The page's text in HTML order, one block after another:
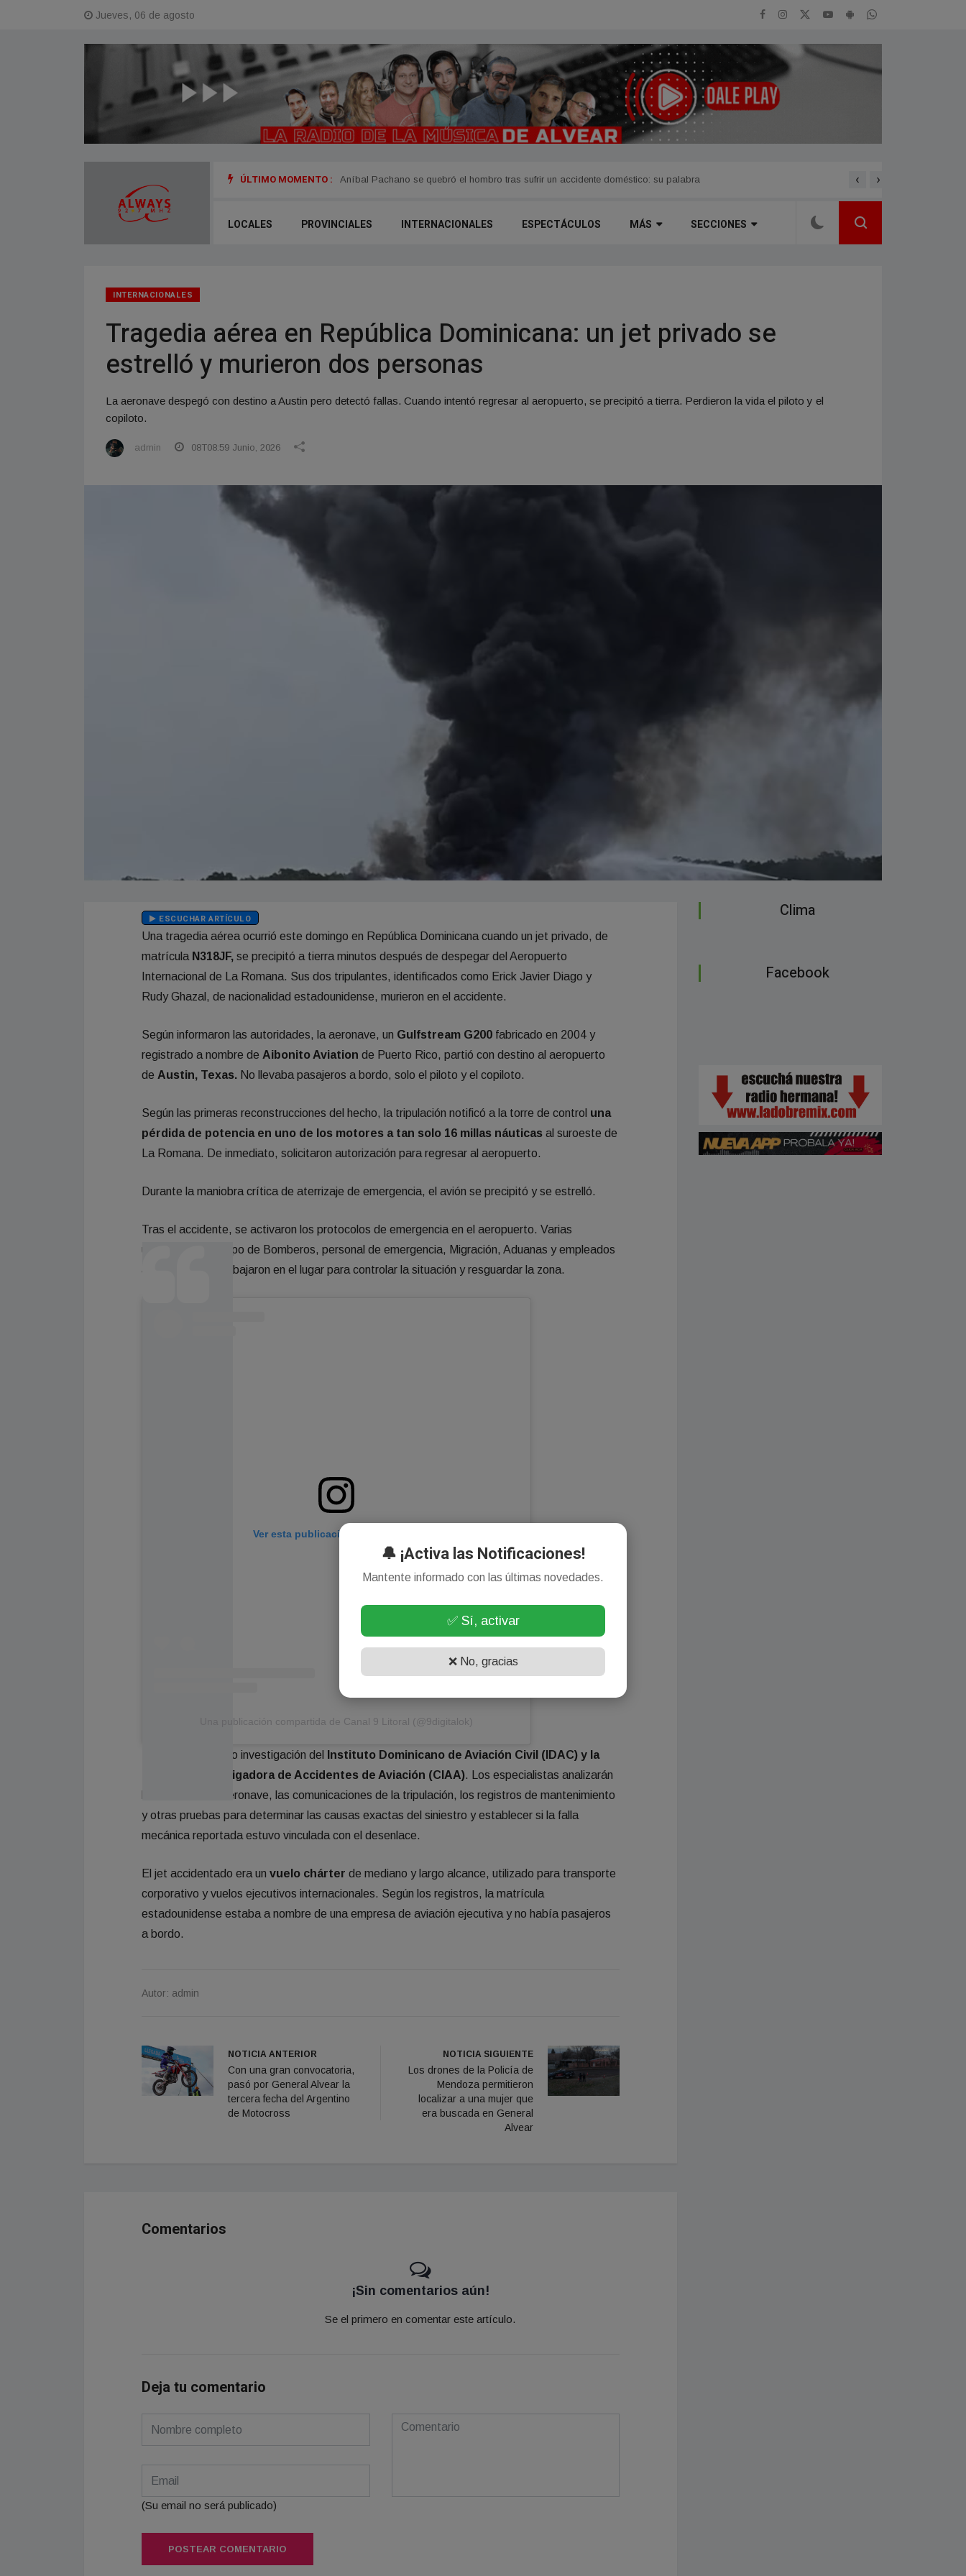
Jueves, 06 de agosto
ÚLTIMO MOMENTO : Aníbal Pachano se quebró el hombro tras sufrir un accidente doméstico: su palabra Municipio y AYSAM
‹ ›
LOCALES PROVINCIALES INTERNACIONALES ESPECTÁCULOS MÁS SECCIONES
INTERNACIONALES
Tragedia aérea en República Dominicana: un jet privado se
estrelló y murieron dos personas
La aeronave despegó con destino a Austin pero detectó fallas. Cuando intentó regresar al aeropuerto, se precipitó a tierra. Perdieron la vida el piloto y el
copiloto.
admin 08T08:59 Junio, 2026
ESCUCHAR ARTÍCULO
Una tragedia aérea ocurrió este domingo en República Dominicana cuando un jet privado, de
matrícula N318JF, se precipitó a tierra minutos después de despegar del Aeropuerto
Internacional de La Romana. Sus dos tripulantes, identificados como Erick Javier Diago y
Rudy Ghazal, de nacionalidad estadounidense, murieron en el accidente.
Según informaron las autoridades, la aeronave, un Gulfstream G200 fabricado en 2004 y
registrado a nombre de Aibonito Aviation de Puerto Rico, partió con destino al aeropuerto
de Austin, Texas. No llevaba pasajeros a bordo, solo el piloto y el copiloto.
Según las primeras reconstrucciones del hecho, la tripulación notificó a la torre de control una
pérdida de potencia en uno de los motores a tan solo 16 millas náuticas al suroeste de
La Romana. De inmediato, solicitaron autorización para regresar al aeropuerto.
Durante la maniobra crítica de aterrizaje de emergencia, el avión se precipitó y se estrelló.
Tras el accidente, se activaron los protocolos de emergencia en el aeropuerto. Varias
unidades del Cuerpo de Bomberos, personal de emergencia, Migración, Aduanas y empleados
aeroportuarios trabajaron en el lugar para controlar la situación y resguardar la zona.
Ver esta publicación en Instagram
Una publicación compartida de Canal 9 Litoral (@9digitalok)
El caso quedó bajo investigación del
Instituto Dominicano de Aviación Civil (IDAC) y la
Comisión Investigadora de Accidentes de Aviación (CIAA). Los especialistas analizarán
los restos de la aeronave, las comunicaciones de la tripulación, los registros de mantenimiento
y otras pruebas para determinar las causas exactas del siniestro y establecer si la falla
mecánica reportada estuvo vinculada con el desenlace.
El jet accidentado era un vuelo chárter de mediano y largo alcance, utilizado para transporte
corporativo y vuelos ejecutivos internacionales. Según los registros, la matrícula
estadounidense estaba a nombre de una empresa de aviación ejecutiva y no había pasajeros
a bordo.
Autor: admin
NOTICIA ANTERIOR
Con una gran convocatoria,
pasó por General Alvear la
tercera fecha del Argentino
de Motocross
NOTICIA SIGUIENTE
Los drones de la Policía de
Mendoza permitieron
localizar a una mujer que
era buscada en General
Alvear
Comentarios
¡Sin comentarios aún!
Se el primero en comentar este artículo.
Deja tu comentario
(Su email no será publicado)
POSTEAR COMENTARIO
Clima
Facebook
🔔 ¡Activa las Notificaciones!
Mantente informado con las últimas novedades.
✅ Sí, activar
❌ No, gracias